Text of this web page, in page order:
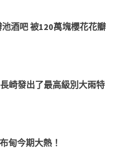
酒吧 被120萬塊櫻花花瓣
崎發出了最高級別大雨特
甸今期大熱！